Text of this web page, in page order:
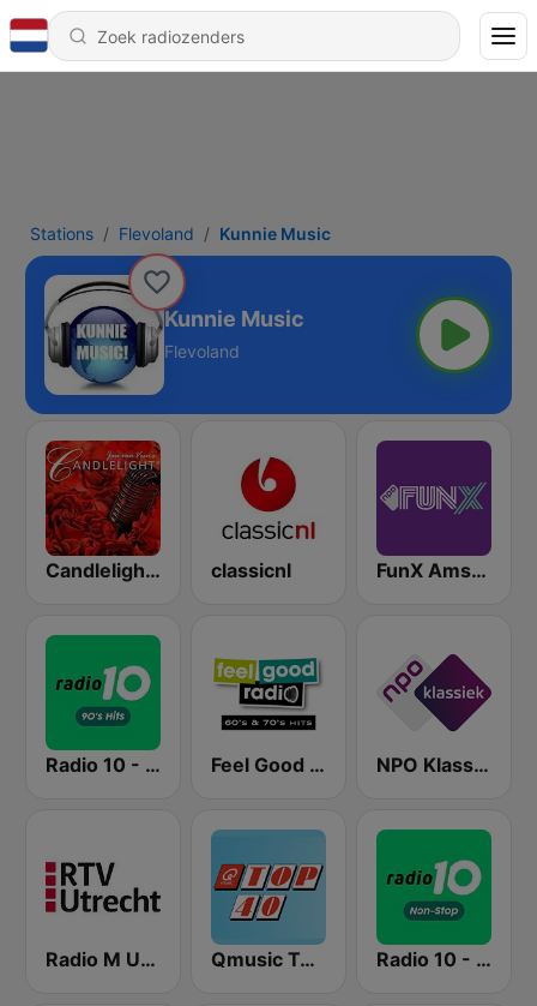
Stations Flevoland Kunnie Music
Kunnie Music
Flevoland
Candlelight Radio classicnl FunX Amsterdam
Radio 10 - 90s Hits Feel Good Radio 60's & 70's Hits NPO Klassiek
Radio M Utrecht Qmusic Top 40 Radio 10 - Non-stop